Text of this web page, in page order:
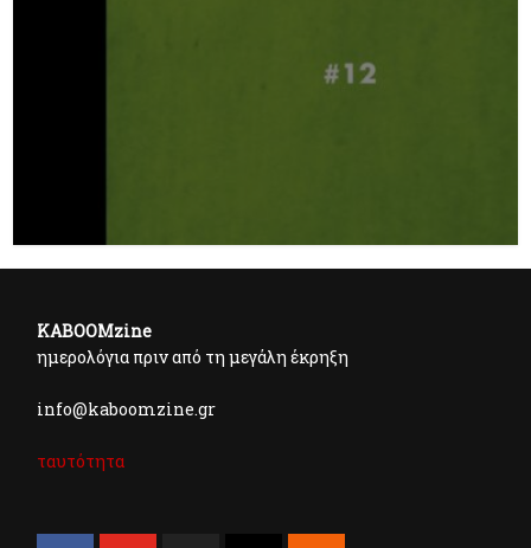
KABOOMzine
ημερολόγια πριν από τη μεγάλη έκρηξη
info@kaboomzine.gr
ταυτότητα